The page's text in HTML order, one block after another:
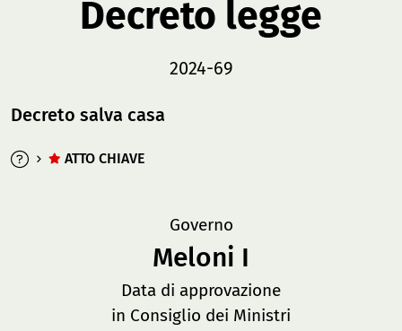
Decreto legge
2024-69
Decreto salva casa
ATTO CHIAVE
Governo
Meloni I
Data di approvazione
in Consiglio dei Ministri